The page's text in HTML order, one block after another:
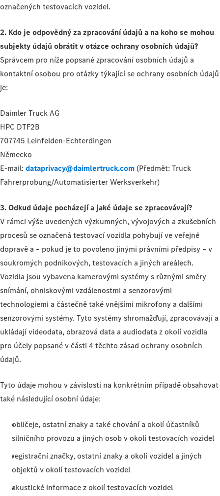
označených testovacích vozidel.
2. Kdo je odpovědný za zpracování údajů a na koho se mohou
subjekty údajů obrátit v otázce ochrany osobních údajů?
Správcem pro níže popsané zpracování osobních údajů a
kontaktní osobou pro otázky týkající se ochrany osobních údajů
je:
Daimler Truck AG
HPC DTF2B
707745 Leinfelden-Echterdingen
Německo
E-mail: dataprivacy@daimlertruck.com(Předmět: Truck
Fahrerprobung/Automatisierter Werksverkehr)
3. Odkud údaje pocházejí a jaké údaje se zpracovávají?
V rámci výše uvedených výzkumných, vývojových a zkušebních
procesů se označená testovací vozidla pohybují ve veřejné
dopravě a – pokud je to povoleno jinými právními předpisy – v
soukromých podnikových, testovacích a jiných areálech.
Vozidla jsou vybavena kamerovými systémy s různými směry
snímání, ohniskovými vzdálenostmi a senzorovými
technologiemi a částečně také vnějšími mikrofony a dalšími
senzorovými systémy. Tyto systémy shromažďují, zpracovávají a
ukládají videodata, obrazová data a audiodata z okolí vozidla
pro účely popsané v části 4 těchto zásad ochrany osobních
údajů.
Tyto údaje mohou v závislosti na konkrétním případě obsahovat
také následující osobní údaje:
obličeje, ostatní znaky a také chování a okolí účastníků
silničního provozu a jiných osob v okolí testovacích vozidel
registrační značky, ostatní znaky a okolí vozidel a jiných
objektů v okolí testovacích vozidel
akustické informace z okolí testovacích vozidel